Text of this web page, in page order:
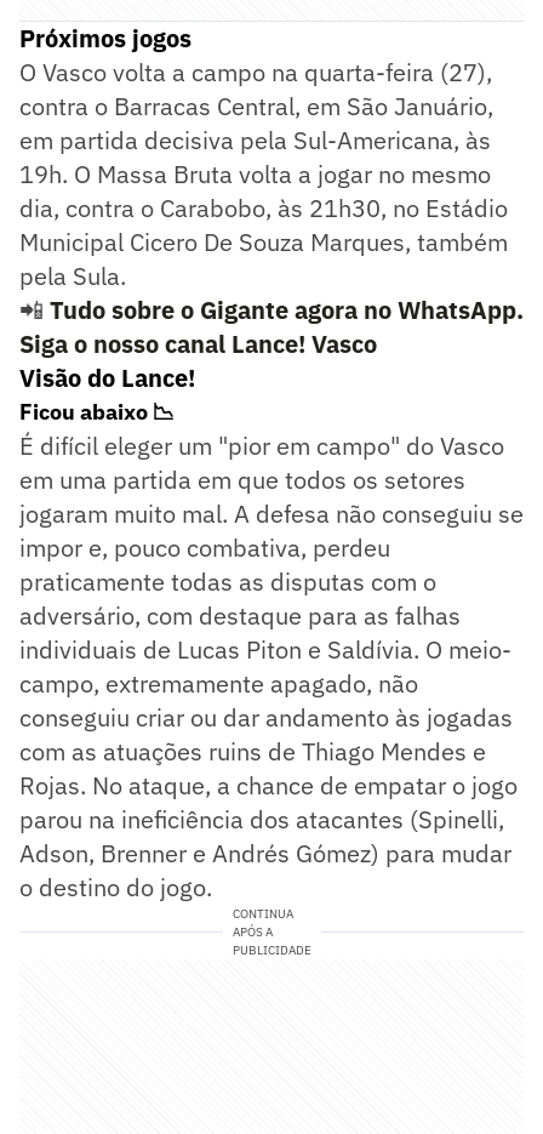
Próximos jogos
O Vasco volta a campo na quarta-feira (27),
contra o Barracas Central, em São Januário,
em partida decisiva pela Sul-Americana, às
19h. O Massa Bruta volta a jogar no mesmo
dia, contra o Carabobo, às 21h30, no Estádio
Municipal Cicero De Souza Marques, também
pela Sula.
📲 Tudo sobre o Gigante agora no WhatsApp.
Siga o nosso canal Lance! Vasco
Visão do Lance!
Ficou abaixo 📉
É difícil eleger um "pior em campo" do Vasco
em uma partida em que todos os setores
jogaram muito mal. A defesa não conseguiu se
impor e, pouco combativa, perdeu
praticamente todas as disputas com o
adversário, com destaque para as falhas
individuais de Lucas Piton e Saldívia. O meio-
campo, extremamente apagado, não
conseguiu criar ou dar andamento às jogadas
com as atuações ruins de Thiago Mendes e
Rojas. No ataque, a chance de empatar o jogo
parou na ineficiência dos atacantes (Spinelli,
Adson, Brenner e Andrés Gómez) para mudar
o destino do jogo.
CONTINUA
APÓS A
PUBLICIDADE